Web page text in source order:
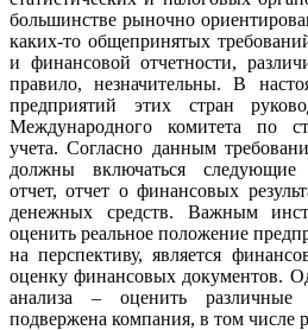
большинстве рыночно
каких-то общепринятых
и финансовой отчетности,
правило, незначительны. В
предприятий этих стран
Международного комитета по
учета. Согласно данным
должны включаться следующие
отчет, отчет о финансовых
денежных средств. Важным
оценить реальное положение
на перспективу, является
оценку финансовых документов.
анализа – оценить
подвержена компания, в том числе